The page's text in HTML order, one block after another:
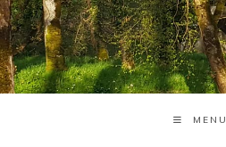
Skip
to
content
MENU